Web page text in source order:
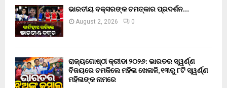
ଭାରତୀୟ ବକ୍ସରଙ୍କ ଚମତ୍କାର ପ୍ରଦର୍ଶନ…
August 2, 2026 0
ରାଜ୍ୟଗୋଷ୍ଠୀ କ୍ରୀଡା ୨୦୨୬: ଭାରତର ସ୍ୱର୍ଣ୍ଣ
ବିଜୟରେ ଚମକିଲେ ମହିଳା ଖେଳାଳି, ୧୩ରୁ ୮ଟି ସ୍ୱର୍ଣ୍ଣ
ମହିଳାଙ୍କ ନାମରେ